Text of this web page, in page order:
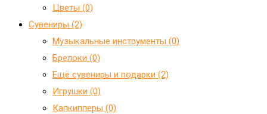
Цветы (0)
Сувениры (2)
Mузыкальные инструменты (0)
Брелоки (0)
Ещё сувениры и подарки (2)
Игрушки (0)
Капкипперы (0)